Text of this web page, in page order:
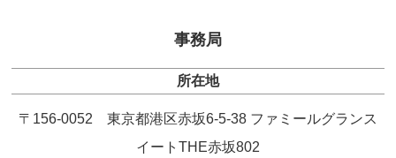
事務局
所在地
〒156-0052 東京都港区赤坂6-5-38 ファミールグランス
イートTHE赤坂802